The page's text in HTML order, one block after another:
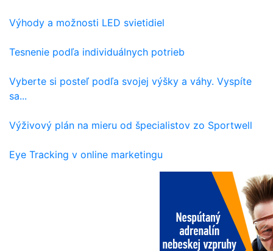
Výhody a možnosti LED svietidiel
Tesnenie podľa individuálnych potrieb
Vyberte si posteľ podľa svojej výšky a váhy. Vyspíte
sa...
Výživový plán na mieru od špecialistov zo Sportwell
Eye Tracking v online marketingu